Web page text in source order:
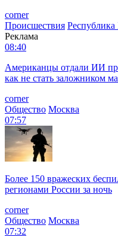
corner
Происшествия Республика
Реклама
08:40
Американцы отдали ИИ
как не стать заложником
corner
Общество Москва
07:57
Более 150 вражеских
регионами России за ночь
corner
Общество Москва
07:32